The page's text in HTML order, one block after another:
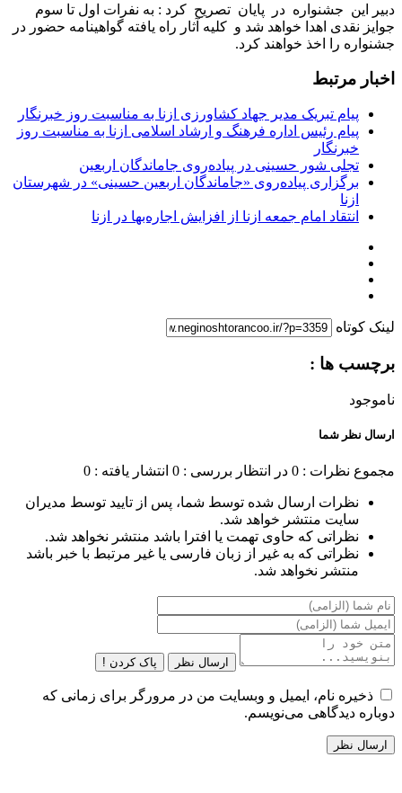
دبیر این جشنواره در پایان تصریح کرد : به نفرات اول تا سوم
جوایز نقدی اهدا خواهد شد و کلیه آثار راه یافته گواهینامه حضور در
جشنواره را اخذ خواهند کرد.
اخبار مرتبط
پیام تبریک مدیر جهاد کشاورزی ازنا به مناسبت روز خبرنگار
پیام رئیس اداره فرهنگ و ارشاد اسلامی ازنا به مناسبت روز
خبرنگار
تجلی شور حسینی در پیاده‌روی جاماندگان اربعین
برگزاری پیاده‌روی «جاماندگان اربعین حسینی» در شهرستان
ازنا
انتقاد امام جمعه ازنا از افزایش اجاره‌بها در ازنا
لینک کوتاه
برچسب ها :
ناموجود
ارسال نظر شما
مجموع نظرات : 0 در انتظار بررسی : 0 انتشار یافته : 0
نظرات ارسال شده توسط شما، پس از تایید توسط مدیران
سایت منتشر خواهد شد.
نظراتی که حاوی تهمت یا افترا باشد منتشر نخواهد شد.
نظراتی که به غیر از زبان فارسی یا غیر مرتبط با خبر باشد
منتشر نخواهد شد.
ارسال نظر پاک کردن !
ذخیره نام، ایمیل و وبسایت من در مرورگر برای زمانی که
دوباره دیدگاهی می‌نویسم.